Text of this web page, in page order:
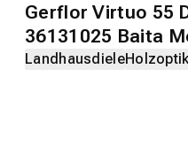
Gerflor Virtuo 55
36131025 Baita
LandhausdieleHolzoptik